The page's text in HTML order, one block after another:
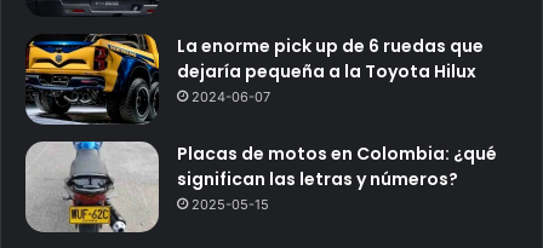
La enorme pick up de 6 ruedas que
dejaría pequeña a la Toyota Hilux
2024-06-07
Placas de motos en Colombia: ¿qué
significan las letras y números?
2025-05-15